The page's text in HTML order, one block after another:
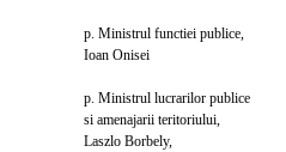
p. Ministrul functiei publice,
Ioan Onisei
p. Ministrul lucrarilor publice
si amenajarii teritoriului,
Laszlo Borbely,